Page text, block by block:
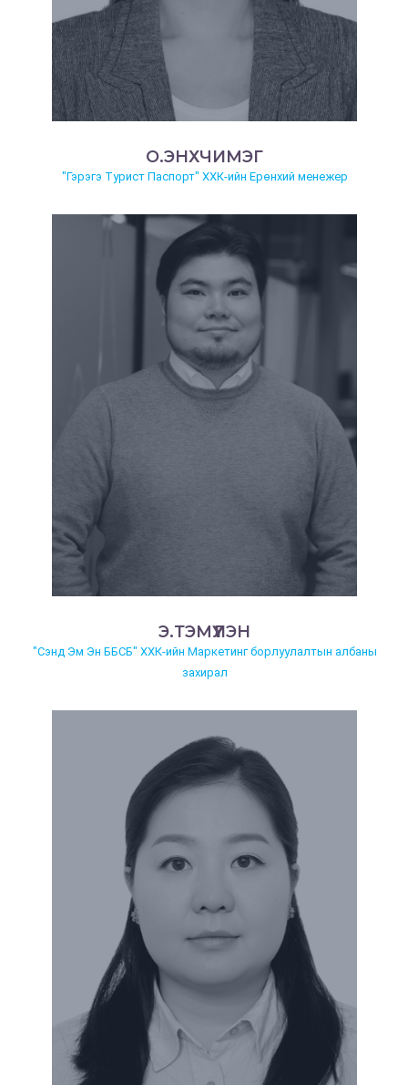
О.ЭНХЧИМЭГ
"Гэрэгэ Турист Паспорт" ХХК-ийн Ерөнхий менежер
Э.ТЭМҮҮЛЭН
"Сэнд Эм Эн ББСБ" ХХК-ийн Маркетинг борлуулалтын албаны
захирал